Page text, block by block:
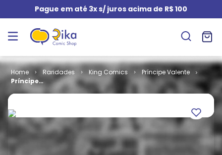
Pague em até 3x s/ juros acima de R$ 100
Raridades King Comics
Príncipe Valente
Príncipe
Valente # 14